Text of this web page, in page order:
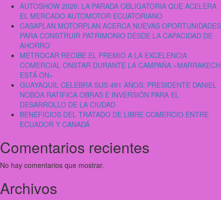
AUTOSHOW 2026: LA PARADA OBLIGATORIA QUE ACELERA
EL MERCADO AUTOMOTOR ECUATORIANO
CASAPLAN MOTORPLAN ACERCA NUEVAS OPORTUNIDADES
PARA CONSTRUIR PATRIMONIO DESDE LA CAPACIDAD DE
AHORRO
METROCAR RECIBE EL PREMIO A LA EXCELENCIA
COMERCIAL ONSTAR DURANTE LA CAMPAÑA «MARRAKECH
ESTÁ ON»
GUAYAQUIL CELEBRA SUS 491 AÑOS: PRESIDENTE DANIEL
NOBOA RATIFICA OBRAS E INVERSIÓN PARA EL
DESARROLLO DE LA CIUDAD
BENEFICIOS DEL TRATADO DE LIBRE COMERCIO ENTRE
ECUADOR Y CANADÁ
Comentarios recientes
No hay comentarios que mostrar.
Archivos